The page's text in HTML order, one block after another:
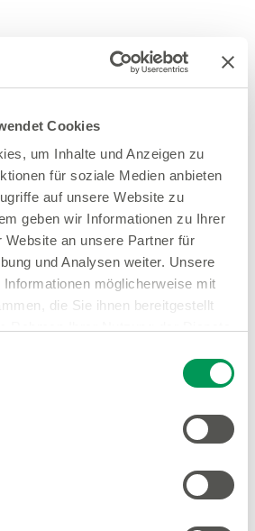
Cookies
um Inhalte und Anzeigen zu
für soziale Medien anbieten
auf unsere Website zu
geben wir Informationen zu Ihrer
Website an unsere Partner für
und Analysen weiter. Unsere
möglicherweise mit
die Sie ihnen bereitgestellt